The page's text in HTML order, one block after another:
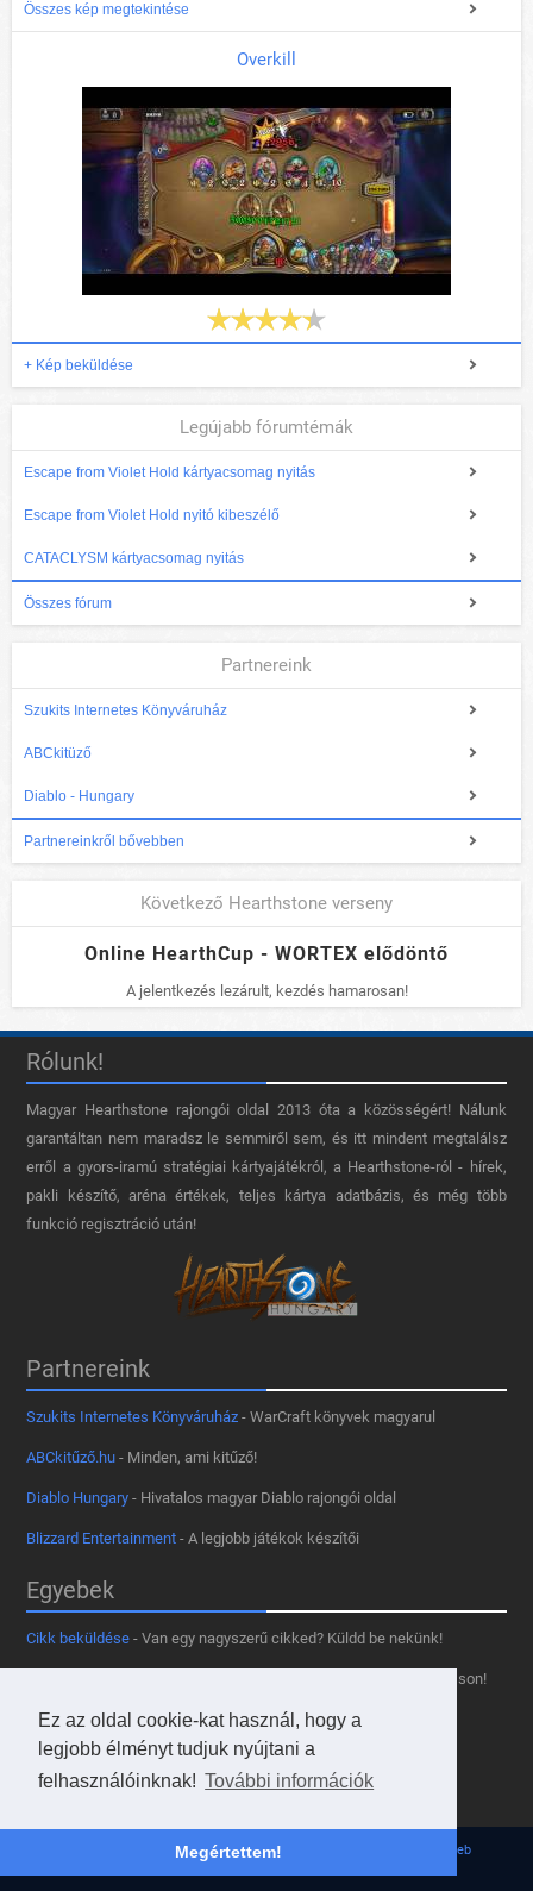
Ez az oldal cookie-kat használ, hogy a
legjobb élményt tudjuk nyújtani a
felhasználóinknak! További információk
Megértettem!
Összes kép megtekintése
Overkill
+ Kép beküldése
Legújabb fórumtémák
Escape from Violet Hold kártyacsomag nyitás
Escape from Violet Hold nyitó kibeszélő
CATACLYSM kártyacsomag nyitás
Összes fórum
Partnereink
Szukits Internetes Könyváruház
ABCkitüző
Diablo - Hungary
Partnereinkről bővebben
Következő Hearthstone verseny
Online HearthCup - WORTEX elődöntő
A jelentkezés lezárult, kezdés hamarosan!
Rólunk!
Magyar Hearthstone​ rajongói oldal 2013 óta a közösségért! Nálunk
garantáltan nem maradsz le semmiről sem, és itt mindent megtalálsz
erről a gyors-iramú stratégiai kártyajátékról, a Hearthstone-ról - hírek,
pakli készítő, aréna értékek, teljes kártya adatbázis, és még több
funkció regisztráció után!
Partnereink
Szukits Internetes Könyváruház - WarCraft könyvek magyarul
ABCkitűző.hu - Minden, ami kitűző!
Diablo Hungary - Hivatalos magyar Diablo rajongói oldal
Blizzard Entertainment - A legjobb játékok készítői
Egyebek
Cikk beküldése - Van egy nagyszerű cikked? Küldd be nekünk!
- Tetszik az oldal? Segíts, hogy fennmaradhasson!
Kapcsolat, médiaajánlat- Lépj velünk kapcsolatba!
Használd a tooltipünket- A saját oldaladon is!
© 2013 - 2026 Hearthstone Hungary v31.3.0. - Borovi Bence | Powered by JsWeb